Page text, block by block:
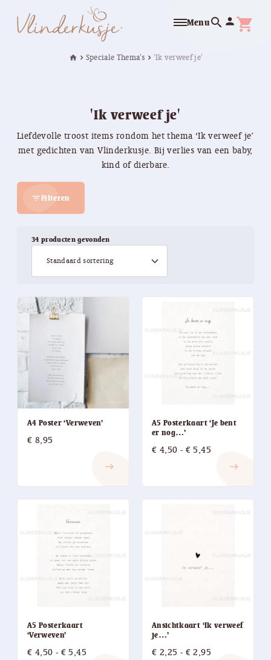
Menusearch person shopping_cart
home chevron_right Speciale Thema's chevron_right'Ik verweef je'
'Ik verweef je'
Liefdevolle troost items rondom het thema ‘Ik verweef je’
met gedichten van Vlinderkusje. Bij verlies van een baby,
kind of dierbare.
filter_listFilteren
34 producten gevonden
A4 Poster ‘Verweven’
€ 8,95
east
A5 Posterkaart ‘Je bent
er nog…’
€ 4,50 - € 5,45
€ 4,50
east
A5 Posterkaart
‘Verweven’
€ 4,50 - € 5,45
Ansichtkaart ‘Ik verweef
je…’
€ 2,25 - € 2,95